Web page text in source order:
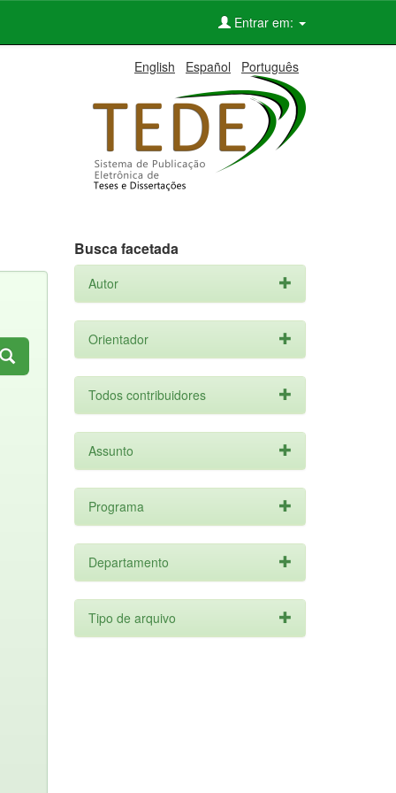
Entrar em:
English Español Português
Busca facetada
Autor
Orientador
Todos contribuidores
Assunto
Programa
Departamento
Tipo de arquivo